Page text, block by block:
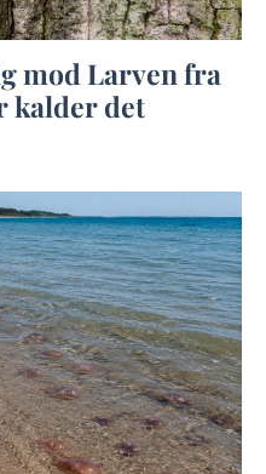
mod Larven fra
kalder det